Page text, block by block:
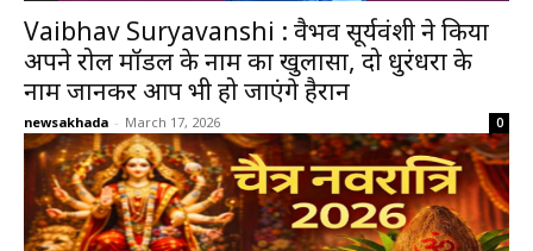
Vaibhav Suryavanshi : वैभव सूर्यवंशी ने किया
अपने रोल मॉडल के नाम का खुलासा, दो धुरंधरों के
नाम जानकर आप भी हो जाएंगे हैरान
newsakhada - March 17, 2026 0